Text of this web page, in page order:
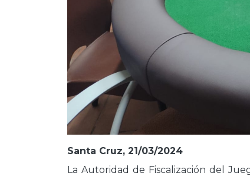
Santa Cruz, 21/03/2024
La Autoridad de Fiscalización del